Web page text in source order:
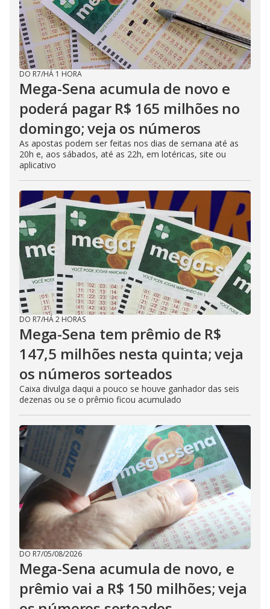
DO R7/HÁ 1 HORA
Mega-Sena acumula de novo e
poderá pagar R$ 165 milhões no
domingo; veja os números
As apostas podem ser feitas nos dias de semana até as
20h e, aos sábados, até as 22h, em lotéricas, site ou
aplicativo
DO R7/HÁ 2 HORAS
Mega-Sena tem prêmio de R$
147,5 milhões nesta quinta; veja
os números sorteados
Caixa divulga daqui a pouco se houve ganhador das seis
dezenas ou se o prêmio ficou acumulado
DO R7/05/08/2026
Mega-Sena acumula de novo, e
prêmio vai a R$ 150 milhões; veja